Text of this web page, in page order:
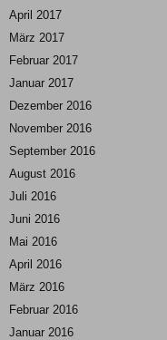
April 2017
März 2017
Februar 2017
Januar 2017
Dezember 2016
November 2016
September 2016
August 2016
Juli 2016
Juni 2016
Mai 2016
April 2016
März 2016
Februar 2016
Januar 2016